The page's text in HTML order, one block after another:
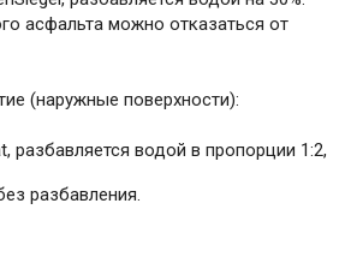
асфальта можно отказаться от
(наружные поверхности):
разбавляется водой в пропорции 1:2,
разбавления.